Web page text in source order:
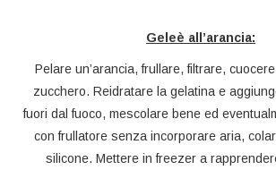
Geleè all’arancia:
Pelare un’arancia, frullare, filtrare,
zucchero. Reidratare la gelatina e
fuori dal fuoco, mescolare bene ed
con frullatore senza incorporare aria,
silicone. Mettere in freezer a